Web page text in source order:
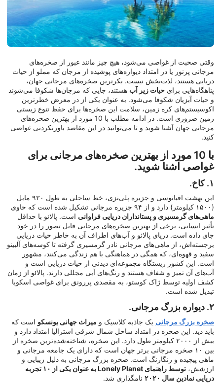
وقتی صحبت از غواصی می‌شود، هیچ چیز مانند عبور از صخره‌های
مرجانی پرنور یا در امتداد دیواره‌های پوشیده از مرجان که مملو از حیات
دریایی هستند، لذت‌بخش نیست. بکرترین صخره‌های مرجانی جهان،
پناهگاه‌هایی برای حیات زیر آب هستند، جایی که مرجان‌ها شکوفا می‌شوند
و حیات آبزیان شکوفا می‌شود. به عنوان یکی از در معرض خطرترین
اکوسیستم‌های کره زمین، سلامت این صخره‌ها برای حفظ تنوع زیستی
زمین ضروری است. در ادامه مطلب با 10 مورد از بهترین صخره‌های
مرجانی جهان آشنا شوید و تا می‌توانید در این مقاصد باورنکردنی غواصی
کنید.
با 10 مورد از بهترین صخره‌های مرجانی برای
غواصی آشنا شوید.
۱. کاخ.
این بهشت اقیانوسی و جزیره پلی‌نزی، خط ساحلی به طول ۹۳۰ مایل
(۱۵۰۰ کیلومتر) دارد و از ۹۴ جزیره مرجانی تشکیل شده است که حاوی
ماهی‌های گرمسیری و پستانداران دریایی فراوانی است. پالائو با حداقل
تأثیر انسانی، برخی از بهترین صخره‌های مرجانی قابل تصور را در خود
جای داده است. دریای پالائو و آب‌های اطراف آن به خاطر حیات دریایی
برجسته‌اش، از ماهی‌های مرجانی نادر گرمسیری گرفته تا کوسه‌های آلبینو
سفید و قهوه‌ای، که همگی در هماهنگی با هم زندگی می‌کنند، مشهور
است. این کشور زیستگاه مجموعه‌ای دیدنی از حیات دریایی است و
آب‌های آن تمیز و شفاف هستند و رنگ‌های آبی مجللی دارند. پالائو از زمان
کشف اولیه توسط ژاک کوستو، به مقصدی پررونق برای غواصی اسکوبا
تبدیل شده است.
۲. دیواره بزرگ مرجانی.
صخره بزرگ مرجانی یک جاذبه کلاسیک و میراث جهانی یونسکو است که
باید دید. این صخره در امتداد ساحل شمال شرقی استرالیا امتداد دارد و
بیش از ۲۰۰۰ کیلومتر طول دارد. این صخره، شناخته‌شده‌ترین صخره از
بین ۱۰ صخره مرجانی برتر جهان است که دارای یک جامعه مرجانی و
ماهی پیچیده و رنگارنگ است. صخره بزرگ مرجانی به دلیل زیبایی و
ارزشش،
توسط راهنمای Lonely Planet به عنوان یکی از ۱۰ تجربه
دریایی نمادین سال ۲۰۲۰
نامگذاری شد.